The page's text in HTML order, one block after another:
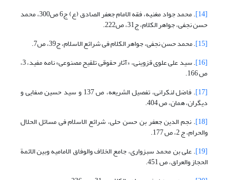
[14]
. محمد جواد مغنیه، فقه الامام جعفر الصادق (ع) ج6 ص300، محمد
حسن نجفی، جواهر الکلام، ج31، ص222.
[15]
. محمد حسن نجفی، جواهر الکلام فی شرائع الاسلام، ج39، ص7.
[16]
. سید علی علوی قزوینی، «آثار حقوقی تلقیح مصنوعی» نامه مفید، 3،
ص 166.
[17]
. فاضل لنکرانی، تفصیل الشریعه، ص 137 و سید حسین صفایی و
دیگران، همان، ص 404.
[18]
. نجم الدین جعفر بن حسن حلی، شرائع الاسلام فی مسائل الحلال
والحرام، ج 2، ص 177.
[19]
. علی بن محمد سبزواری، جامع الخلاف والوفاق الامامیه وبین الائمة
الحجاز والعراق، ص 451.